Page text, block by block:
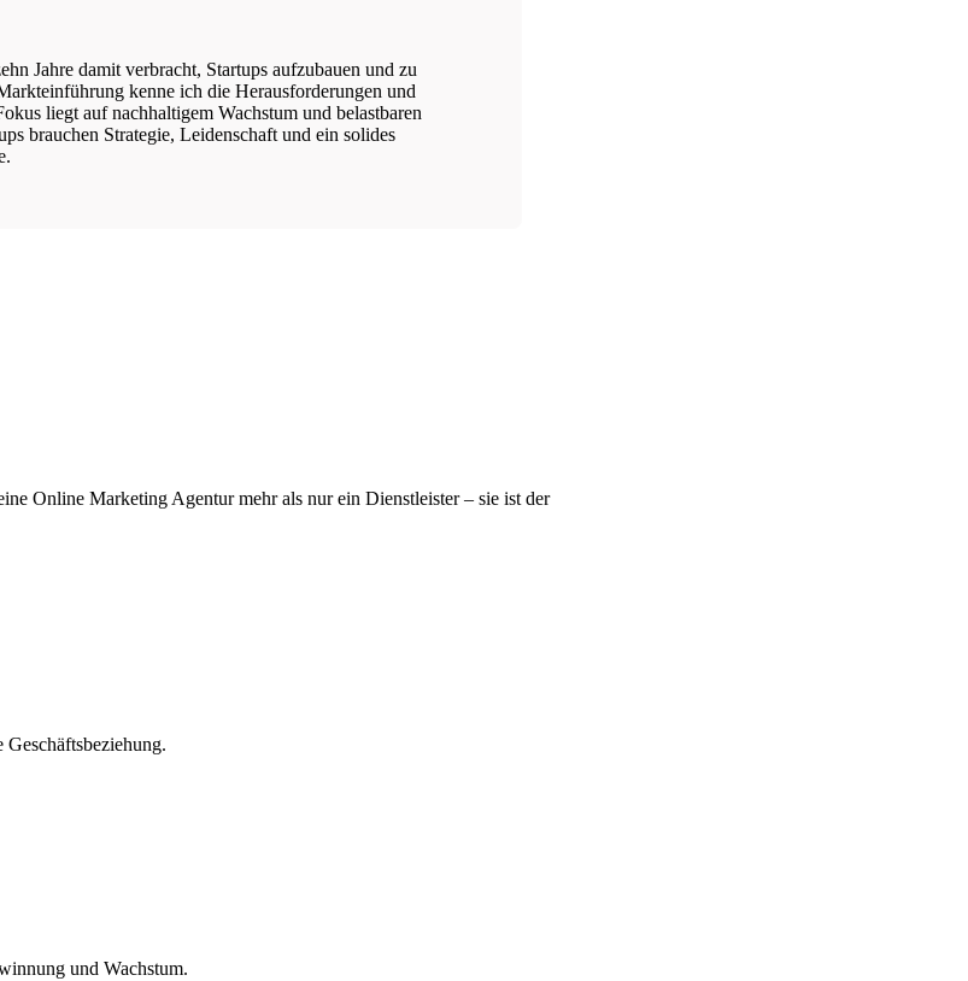
Jahre damit verbracht, Startups aufzubauen und zu
kenne ich die Herausforderungen und
liegt auf nachhaltigem Wachstum und belastbaren
brauchen Strategie, Leidenschaft und ein solides
Online Marketing Agentur mehr als nur ein Dienstleister – sie ist der
und Wachstum.